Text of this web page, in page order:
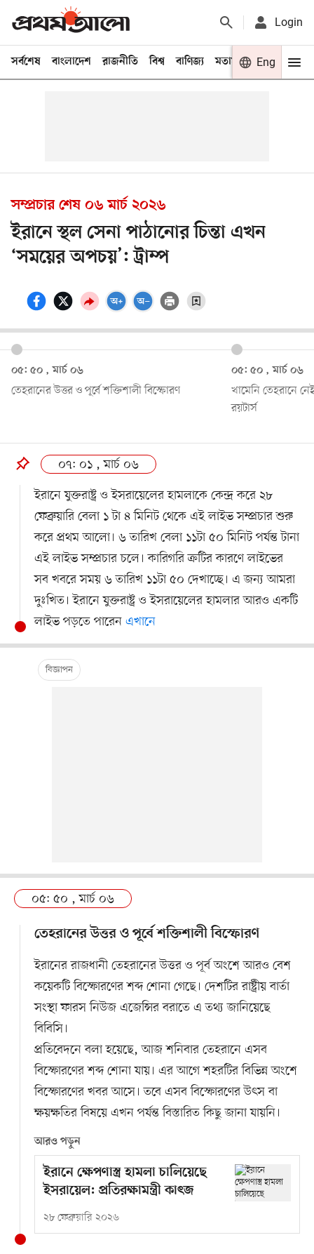
Login
সর্বশেষ বাংলাদেশ রাজনীতি বিশ্ব বাণিজ্য মতামত খেলা
Eng
সম্প্রচার শেষ ০৬ মার্চ ২০২৬
ইরানে স্থল সেনা পাঠানোর চিন্তা এখন
‘সময়ের অপচয়’: ট্রাম্প
০৫: ৫০ , মার্চ ০৬
তেহরানের উত্তর ও পূর্বে শক্তিশালী বিস্ফোরণ
০৫: ৫০ , মার্চ ০৬
খামেনি তেহরানে
রয়টার্স
০৭: ০১ , মার্চ ০৬
ইরানে যুক্তরাষ্ট্র ও ইসরায়েলের হামলাকে কেন্দ্র করে ২৮
ফেব্রুয়ারি বেলা ১ টা ৪ মিনিট থেকে এই লাইভ সম্প্রচার শুরু
করে প্রথম আলো। ৬ তারিখ বেলা ১১টা ৫০ মিনিট পর্যন্ত টানা
এই লাইভ সম্প্রচার চলে। কারিগরি ক্রটির কারণে লাইভের
সব খবরে সময় ৬ তারিখ ১১টা ৫০ দেখাচ্ছে। এ জন্য আমরা
দুঃখিত। ইরানে যুক্তরাষ্ট্র ও ইসরায়েলের হামলার আরও একটি
লাইভ পড়তে পারেন এখানে
০৫: ৫০ , মার্চ ০৬
তেহরানের উত্তর ও পূর্বে শক্তিশালী বিস্ফোরণ
ইরানের রাজধানী তেহরানের উত্তর ও পূর্ব অংশে আরও বেশ
কয়েকটি বিস্ফোরণের শব্দ শোনা গেছে। দেশটির রাষ্ট্রীয় বার্তা
সংস্থা ফারস নিউজ এজেন্সির বরাতে এ তথ্য জানিয়েছে
বিবিসি।
প্রতিবেদনে বলা হয়েছে, আজ শনিবার তেহরানে এসব
বিস্ফোরণের শব্দ শোনা যায়। এর আগে শহরটির বিভিন্ন অংশে
বিস্ফোরণের খবর আসে। তবে এসব বিস্ফোরণের উৎস বা
ক্ষয়ক্ষতির বিষয়ে এখন পর্যন্ত বিস্তারিত কিছু জানা যায়নি।
আরও পড়ুন
ইরানে ক্ষেপণাস্ত্র হামলা চালিয়েছে
ইসরায়েল: প্রতিরক্ষামন্ত্রী কাৎজ
২৮ ফেব্রুয়ারি ২০২৬